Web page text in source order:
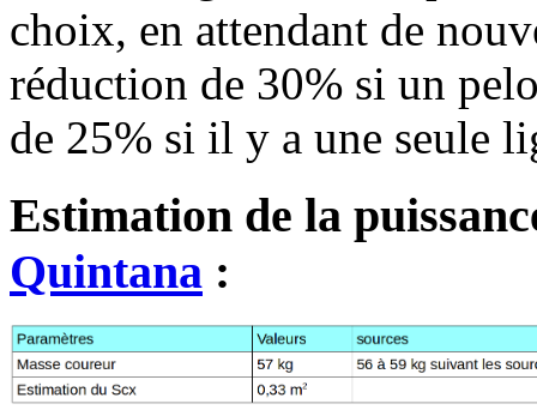
choix, en attendant de
réduction de 30% si un
de 25% si il y a une seule
Estimation de la
Quintana :